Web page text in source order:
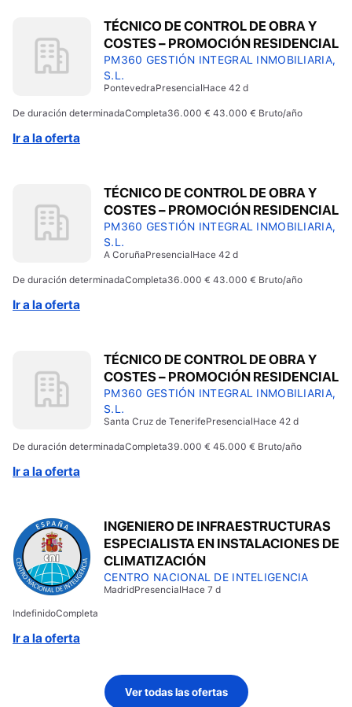
TÉCNICO DE CONTROL DE OBRA Y
COSTES – PROMOCIÓN RESIDENCIAL
PM360 GESTIÓN INTEGRAL INMOBILIARIA,
S.L.
PontevedraPresencialHace 42 d
De duración determinadaCompleta36.000 € 43.000 € Bruto/año
Ir a la oferta
TÉCNICO DE CONTROL DE OBRA Y
COSTES – PROMOCIÓN RESIDENCIAL
PM360 GESTIÓN INTEGRAL INMOBILIARIA,
S.L.
A CoruñaPresencialHace 42 d
De duración determinadaCompleta36.000 € 43.000 € Bruto/año
Ir a la oferta
TÉCNICO DE CONTROL DE OBRA Y
COSTES – PROMOCIÓN RESIDENCIAL
PM360 GESTIÓN INTEGRAL INMOBILIARIA,
S.L.
Santa Cruz de TenerifePresencialHace 42 d
De duración determinadaCompleta39.000 € 45.000 € Bruto/año
Ir a la oferta
INGENIERO DE INFRAESTRUCTURAS
ESPECIALISTA EN INSTALACIONES DE
CLIMATIZACIÓN
CENTRO NACIONAL DE INTELIGENCIA
MadridPresencialHace 7 d
IndefinidoCompleta
Ir a la oferta
Ver todas las ofertas